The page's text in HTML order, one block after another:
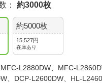
： 約3000枚
約5000枚
15,527円
在庫あり
MFC-L2880DW、MFC-
、DCP-L2600DW、HL-